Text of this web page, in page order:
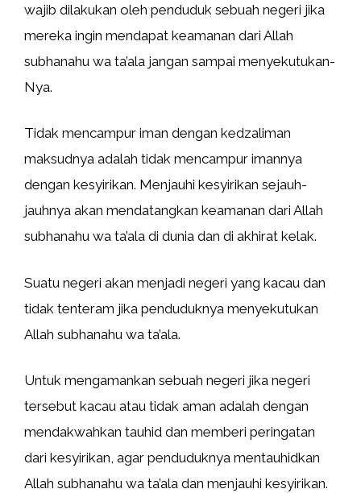
wajib dilakukan oleh penduduk sebuah negeri jika
mereka ingin mendapat keamanan dari Allah
subhanahu wa ta’ala jangan sampai menyekutukan-
Nya.
Tidak mencampur iman dengan kedzaliman
maksudnya adalah tidak mencampur imannya
dengan kesyirikan. Menjauhi kesyirikan sejauh-
jauhnya akan mendatangkan keamanan dari Allah
subhanahu wa ta’ala di dunia dan di akhirat kelak.
Suatu negeri akan menjadi negeri yang kacau dan
tidak tenteram jika penduduknya menyekutukan
Allah subhanahu wa ta’ala.
Untuk mengamankan sebuah negeri jika negeri
tersebut kacau atau tidak aman adalah dengan
mendakwahkan tauhid dan memberi peringatan
dari kesyirikan, agar penduduknya mentauhidkan
Allah subhanahu wa ta’ala dan menjauhi kesyirikan.